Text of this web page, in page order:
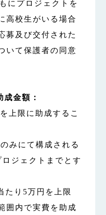
にプロジェクトを
高校生がいる場合
募及び交付された
いて保護者の同意
金額：
上限に助成するこ
みにて構成される
ジェクトまでとす
たり5万円を上限
囲内で実費を助成